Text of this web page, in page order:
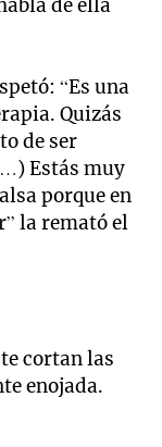
de ella
“Es una
Quizás
de ser
Estás muy
porque en
la remató el
cortan las
enojada.